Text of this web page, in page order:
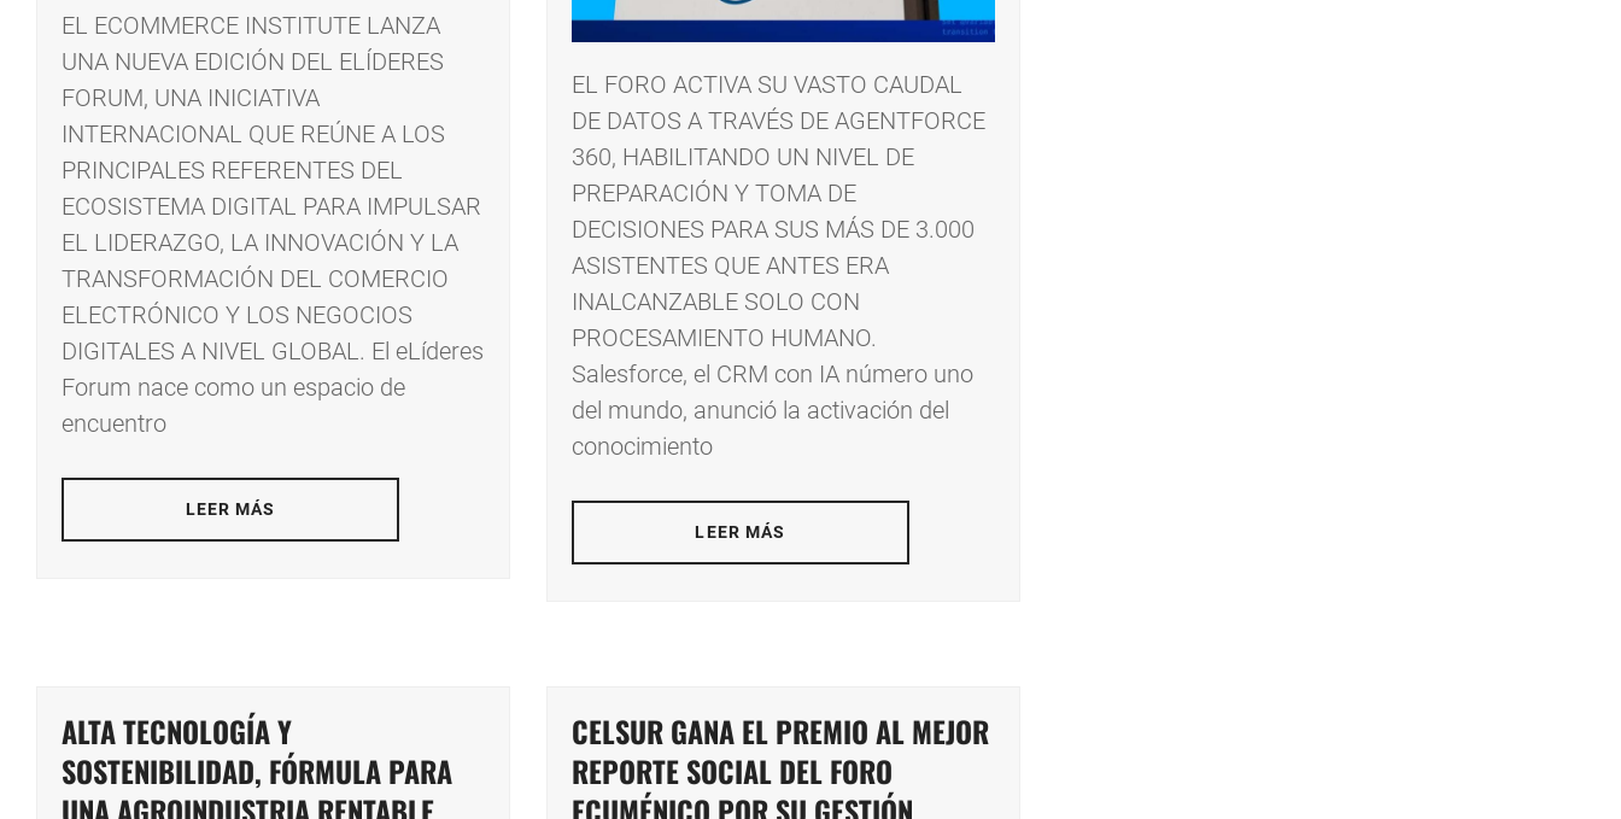
EL ECOMMERCE INSTITUTE LANZA
UNA NUEVA EDICIÓN DEL ELÍDERES
FORUM, UNA INICIATIVA
INTERNACIONAL QUE REÚNE A LOS
PRINCIPALES REFERENTES DEL
ECOSISTEMA DIGITAL PARA IMPULSAR
EL LIDERAZGO, LA INNOVACIÓN Y LA
TRANSFORMACIÓN DEL COMERCIO
ELECTRÓNICO Y LOS NEGOCIOS
DIGITALES A NIVEL GLOBAL. El eLíderes
Forum nace como un espacio de
encuentro
LEER MÁS
EL FORO ACTIVA SU VASTO CAUDAL
DE DATOS A TRAVÉS DE AGENTFORCE
360, HABILITANDO UN NIVEL DE
PREPARACIÓN Y TOMA DE
DECISIONES PARA SUS MÁS DE 3.000
ASISTENTES QUE ANTES ERA
INALCANZABLE SOLO CON
PROCESAMIENTO HUMANO.
Salesforce, el CRM con IA número uno
del mundo, anunció la activación del
conocimiento
LEER MÁS
ALTA TECNOLOGÍA Y
SOSTENIBILIDAD, FÓRMULA PARA
CELSUR GANA EL PREMIO AL MEJOR
REPORTE SOCIAL DEL FORO